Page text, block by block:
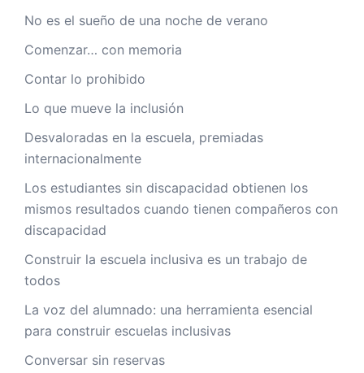
No es el sueño de una noche de verano
Comenzar… con memoria
Contar lo prohibido
Lo que mueve la inclusión
Desvaloradas en la escuela, premiadas
internacionalmente
Los estudiantes sin discapacidad obtienen los
mismos resultados cuando tienen compañeros con
discapacidad
Construir la escuela inclusiva es un trabajo de
todos
La voz del alumnado: una herramienta esencial
para construir escuelas inclusivas
Conversar sin reservas